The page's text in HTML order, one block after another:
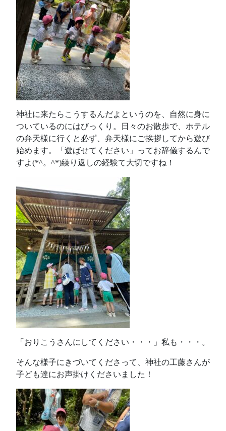
神社に来たらこうするんだよというのを、自然に身に
ついているのにはびっくり。日々のお散歩で、ホテル
の弁天様に行くと必ず、弁天様にご挨拶してから遊び
始めます。「遊ばせてください」ってお辞儀するんで
すよ(*^。^*)繰り返しの経験て大切ですね！
「おりこうさんにしてください・・・」私も・・・。
そんな様子にきづいてくださって、神社の工藤さんが
子ども達にお声掛けくださいました！